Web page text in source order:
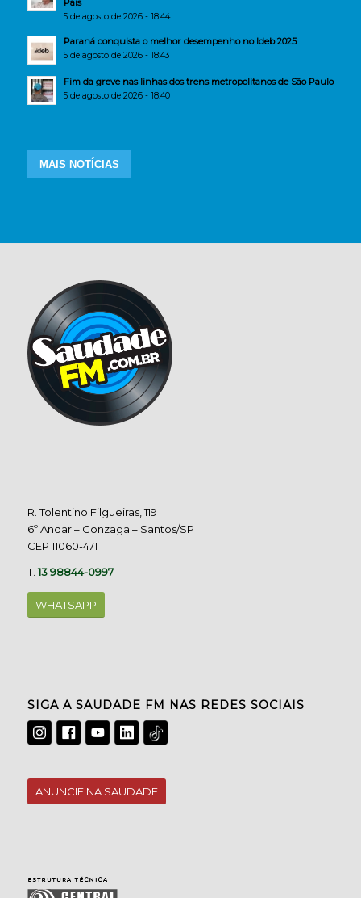
Pais
5 de agosto de 2026 - 18:44
Paraná conquista o melhor desempenho no Ideb 2025
5 de agosto de 2026 - 18:43
Fim da greve nas linhas dos trens metropolitanos de São Paulo
5 de agosto de 2026 - 18:40
MAIS NOTÍCIAS
R. Tolentino Filgueiras, 119
6º Andar – Gonzaga – Santos/SP
CEP 11060-471
T.13 98844-0997
WHATSAPP
SIGA A SAUDADE FM NAS REDES SOCIAIS
ANUNCIE NA SAUDADE